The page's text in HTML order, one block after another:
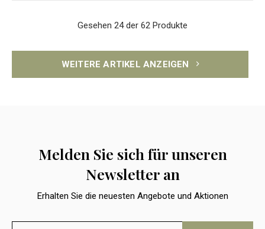
Gesehen 24 der 62 Produkte
WEITERE ARTIKEL ANZEIGEN
Melden Sie sich für unseren
Newsletter an
Erhalten Sie die neuesten Angebote und Aktionen